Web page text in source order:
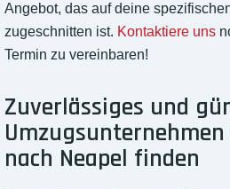
Angebot, das auf deine
zugeschnitten ist. Kontaktiere uns
Termin zu vereinbaren!
Zuverlässiges und
nach Neapel finden